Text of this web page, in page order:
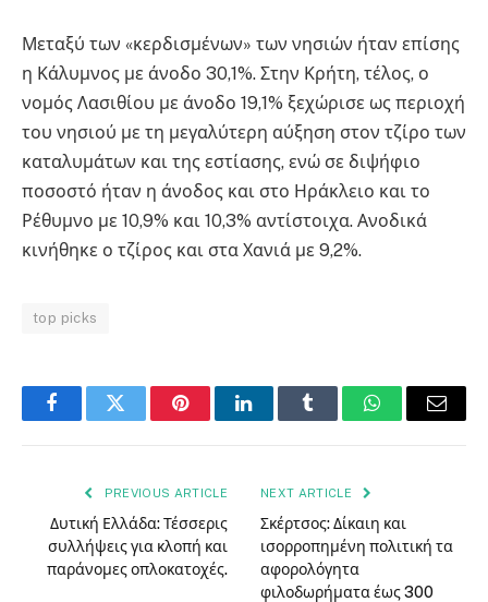
Μεταξύ των «κερδισμένων» των νησιών ήταν επίσης
η Κάλυμνος με άνοδο 30,1%. Στην Κρήτη, τέλος, ο
νομός Λασιθίου με άνοδο 19,1% ξεχώρισε ως περιοχή
του νησιού με τη μεγαλύτερη αύξηση στον τζίρο των
καταλυμάτων και της εστίασης, ενώ σε διψήφιο
ποσοστό ήταν η άνοδος και στο Ηράκλειο και το
Ρέθυμνο με 10,9% και 10,3% αντίστοιχα. Ανοδικά
κινήθηκε ο τζίρος και στα Χανιά με 9,2%.
top picks
FacebookTwitter PinterestLinkedInTumblr WhatsAppEmail
PREVIOUS ARTICLE
Δυτική Ελλάδα: Τέσσερις
συλλήψεις για κλοπή και
παράνομες οπλοκατοχές.
NEXT ARTICLE
Σκέρτσος: Δίκαιη και
ισορροπημένη πολιτική τα
αφορολόγητα
φιλοδωρήματα έως 300